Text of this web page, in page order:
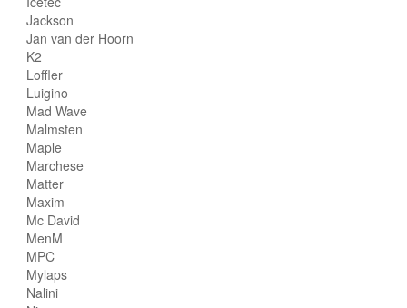
Jackson
Jan van der Hoorn
K2
Loffler
Luigino
Mad Wave
Malmsten
Maple
Marchese
Matter
Maxim
Mc David
MenM
MPC
Mylaps
Nalini